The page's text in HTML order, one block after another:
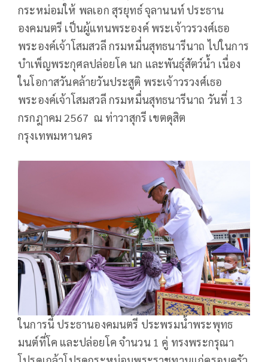
กระหม่อมให้ พลเอก สุรยุทธ์ จุลานนท์ ประธาน
องคมนตรี เป็นผู้แทนพระองค์ พระเจ้าวรวงศ์เธอ
พระองค์เจ้าโสมสวลี กรมหมื่นสุทธนารีนาถ ไปในการ
บำเพ็ญพระกุศลปล่อยโค นก และพันธุ์สัตว์น้ำ เนื่อง
ในโอกาสวันคล้ายวันประสูติ พระเจ้าวรวงศ์เธอ
พระองค์เจ้าโสมสวลี กรมหมื่นสุทธนารีนาถ วันที่ 13
กรกฎาคม 2567 ณ ท่าวาสุกรี เขตดุสิต
กรุงเทพมหานคร
ในการนี้ ประธานองคมนตรี ประพรมน้ำพระพุทธ
มนต์ที่โค และปล่อยโค จำนวน 1 คู่ ทรงพระกรุณา